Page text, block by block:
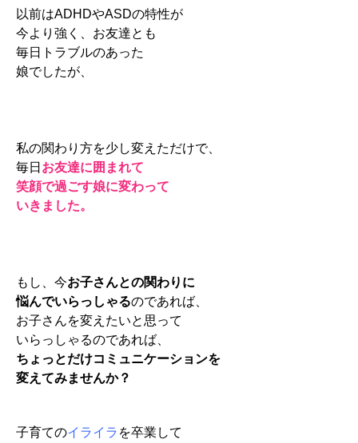
以前はADHDやASDの特性が
今より強く、お友達とも
毎日トラブルのあった
娘でしたが、
私の関わり方を少し変えただけで、
毎日 お友達に囲まれて
笑顔で過ごす娘に変わって
いきました。
もし、今お子さんとの関わりに
悩んでいらっしゃるのであれば、
お子さんを変えたいと思って
いらっしゃるのであれば、
ちょっとだけコミュニケーションを
変えてみませんか？
子育てのイライラ を卒業して